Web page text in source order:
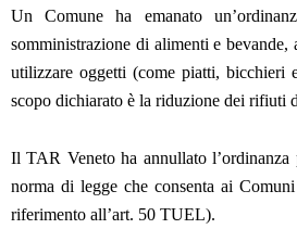
Un Comune ha emanato
somministrazione di alimenti e
utilizzare oggetti (come piatti, bicchieri
scopo dichiarato è la riduzione dei rifiuti
Il TAR Veneto ha annullato
norma di legge che consenta ai
riferimento all’art. 50 TUEL).